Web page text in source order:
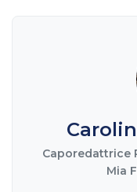
Caporedattrice
Mia